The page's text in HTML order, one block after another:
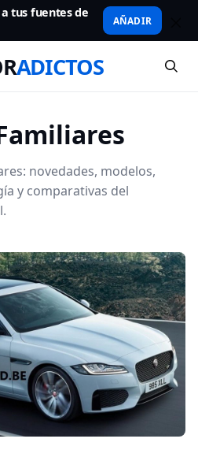
tus fuentes de
AÑADIR
ADICTOS
novedades, modelos,
y comparativas del